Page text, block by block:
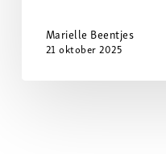
Marielle Beentjes
21 oktober 2025